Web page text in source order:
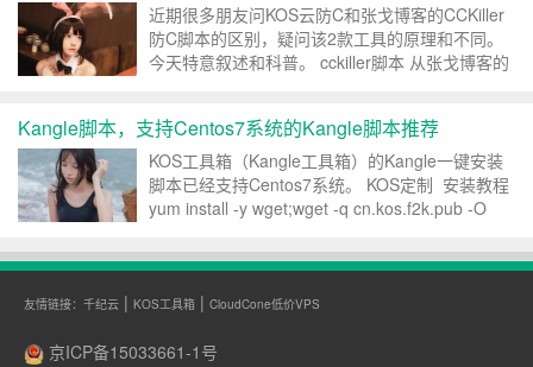
近期很多朋友问KOS云防C和张戈博客的CCKiller
防C脚本的区别，疑问该2款工具的原理和不同。
今天特意叙述和科普。 cckiller脚本 从张戈博客的
CC攻击的IP地址（屏蔽一...
Kangle脚本，支持Centos7系统的Kangle脚本推荐
KOS工具箱（Kangle工具箱）的Kangle一键安装
脚本已经支持Centos7系统。 KOS定制 安装教程
yum install -y wget;wget -q cn.kos.f2k.pub -O
友情链接： 千纪云 | KOS工具箱 | CloudCone低价VPS
京ICP备15033661-1号